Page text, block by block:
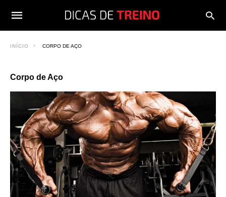
INÍCIO CORPO DE AÇO
Corpo de Aço